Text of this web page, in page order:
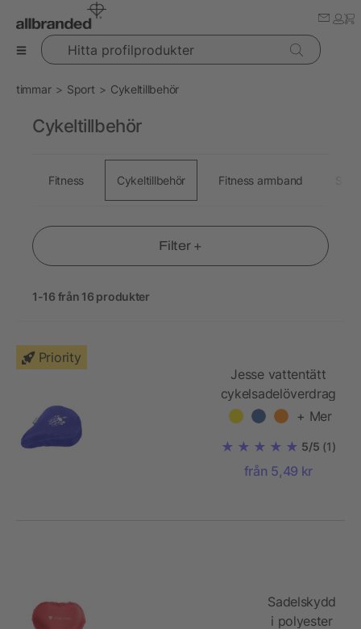
Hitta profilprodukter
timmar Sport Cykeltillbehör
Filter +
1-16 från 16 produkter
Priority
Jesse vattentätt
cykelsadelöverdrag
av återvunnen PET
+ Mer
5/5 (1)
från 5,49 kr
Sadelskydd
i polyester
Cykeltillbehör
Fitness Cykeltillbehör Fitness armband